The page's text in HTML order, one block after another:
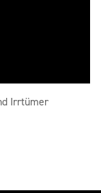
Irrtümer